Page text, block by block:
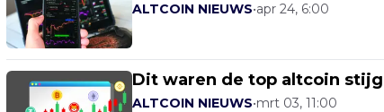
ALTCOIN NIEUWS•apr 24, 6:00
Dit waren de top altcoin
ALTCOIN NIEUWS•mrt 03, 11:00